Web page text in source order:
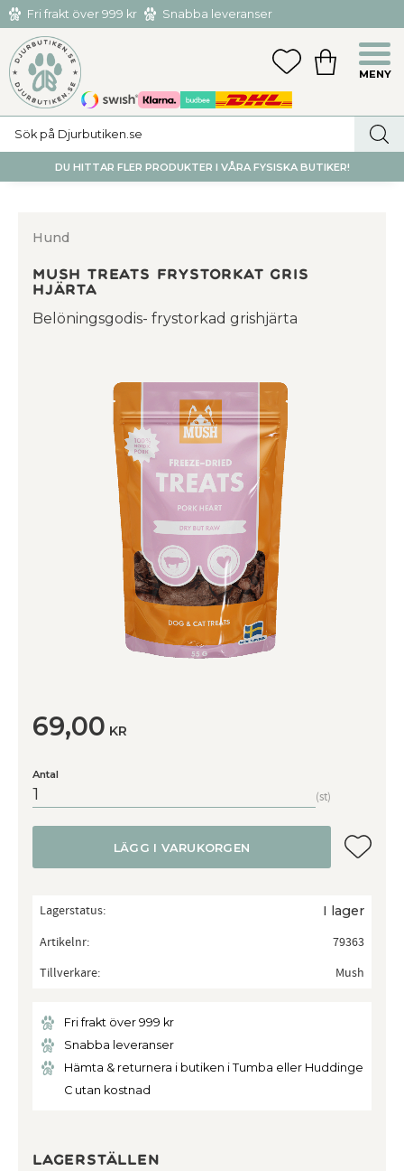
Meny
Fri frakt över 999 kr
Snabba leveranser
Hämta och returnera i butiken i Tumba eller Huddinge C
FAVORITER
KUNDVAGN
DU HITTAR FLER PRODUKTER I VÅRA FYSISKA BUTIKER!
Hund
MUSH Treats Frystorkat Gris
Hjärta
Belöningsgodis- frystorkad grishjärta
69,00 KR
Antal
st
LÄGG I VARUKORGEN Lägg
Lagerstatus I lager
Artikelnr
79363
Tillverkare
Mush
Fri frakt över 999 kr
Snabba leveranser
Hämta & returnera i butiken i Tumba eller Huddinge
C utan kostnad
Lagerställen